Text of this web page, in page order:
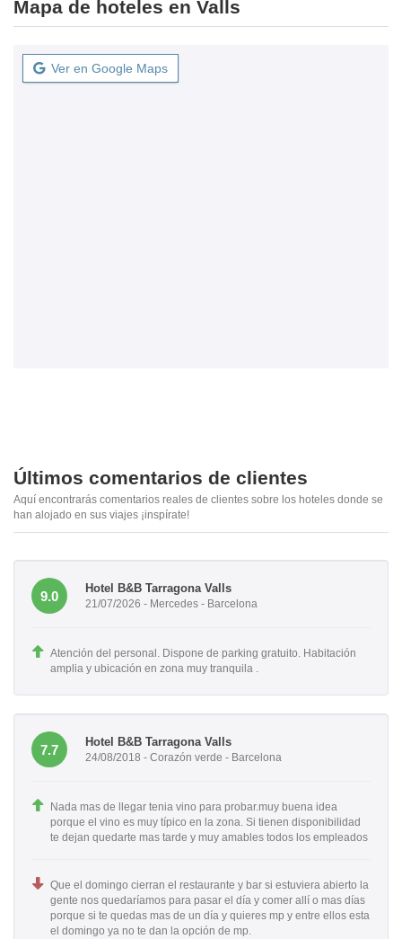
Mapa de hoteles en Valls
Ver en Google Maps
Últimos comentarios de clientes
Aquí encontrarás comentarios reales de clientes sobre los hoteles donde se
han alojado en sus viajes ¡inspírate!
9.0
Hotel B&B Tarragona Valls
21/07/2026 - Mercedes - Barcelona
Atención del personal. Dispone de parking gratuito. Habitación
amplia y ubicación en zona muy tranquila .
7.7
Hotel B&B Tarragona Valls
24/08/2018 - Corazón verde - Barcelona
Nada mas de llegar tenia vino para probar.muy buena idea
porque el vino es muy típico en la zona. Si tienen disponibilidad
te dejan quedarte mas tarde y muy amables todos los empleados
Que el domingo cierran el restaurante y bar si estuviera abierto la
gente nos quedaríamos para pasar el día y comer allí o mas días
porque si te quedas mas de un día y quieres mp y entre ellos esta
el domingo ya no te dan la opción de mp.